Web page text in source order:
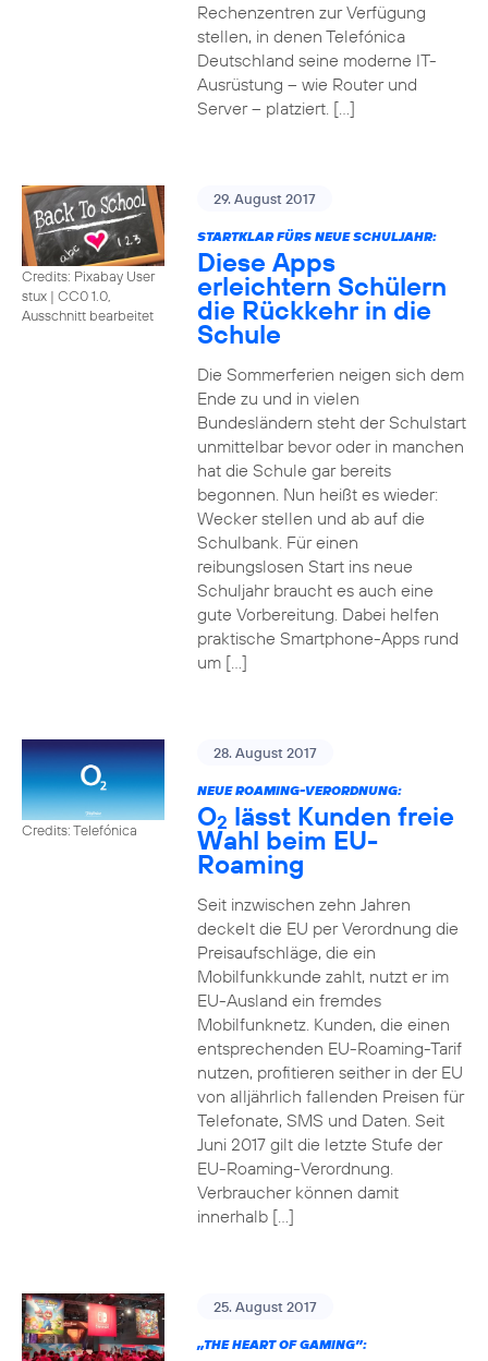
Rechenzentren zur Verfügung
stellen, in denen Telefónica
Deutschland seine moderne IT-
Ausrüstung – wie Router und
Server – platziert. […]
Credits: Pixabay User
stux | CC0 1.0,
Ausschnitt bearbeitet
29. August 2017
STARTKLAR FÜRS NEUE SCHULJAHR:
Diese Apps
erleichtern Schülern
die Rückkehr in die
Schule
Die Sommerferien neigen sich dem
Ende zu und in vielen
Bundesländern steht der Schulstart
unmittelbar bevor oder in manchen
hat die Schule gar bereits
begonnen. Nun heißt es wieder:
Wecker stellen und ab auf die
Schulbank. Für einen
reibungslosen Start ins neue
Schuljahr braucht es auch eine
gute Vorbereitung. Dabei helfen
praktische Smartphone-Apps rund
um […]
Credits: Telefónica
28. August 2017
NEUE ROAMING-VERORDNUNG:
O2 lässt Kunden freie
Wahl beim EU-
Roaming
Seit inzwischen zehn Jahren
deckelt die EU per Verordnung die
Preisaufschläge, die ein
Mobilfunkkunde zahlt, nutzt er im
EU-Ausland ein fremdes
Mobilfunknetz. Kunden, die einen
entsprechenden EU-Roaming-Tarif
nutzen, profitieren seither in der EU
von alljährlich fallenden Preisen für
Telefonate, SMS und Daten. Seit
Juni 2017 gilt die letzte Stufe der
EU-Roaming-Verordnung.
Verbraucher können damit
innerhalb […]
25. August 2017
„THE HEART OF GAMING”: